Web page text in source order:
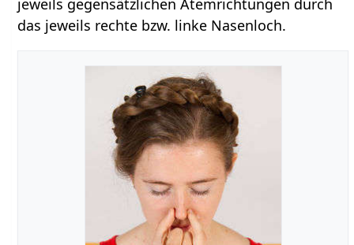
jeweils gegensätzlichen Atemrichtungen durch
das jeweils rechte bzw. linke Nasenloch.